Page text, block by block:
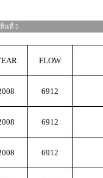
นที่ 5
FLOW
6912
6912
6912